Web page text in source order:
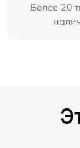
Более 20